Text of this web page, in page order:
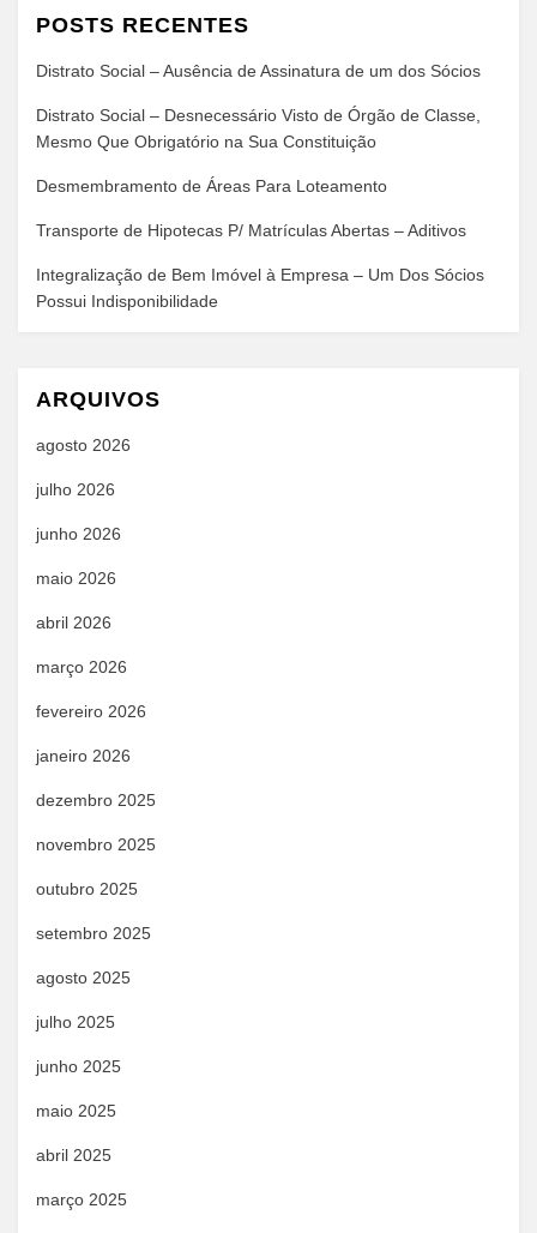
POSTS RECENTES
Distrato Social – Ausência de Assinatura de um dos Sócios
Distrato Social – Desnecessário Visto de Órgão de Classe,
Mesmo Que Obrigatório na Sua Constituição
Desmembramento de Áreas Para Loteamento
Transporte de Hipotecas P/ Matrículas Abertas – Aditivos
Integralização de Bem Imóvel à Empresa – Um Dos Sócios
Possui Indisponibilidade
ARQUIVOS
agosto 2026
julho 2026
junho 2026
maio 2026
abril 2026
março 2026
fevereiro 2026
janeiro 2026
dezembro 2025
novembro 2025
outubro 2025
setembro 2025
agosto 2025
julho 2025
junho 2025
maio 2025
abril 2025
março 2025